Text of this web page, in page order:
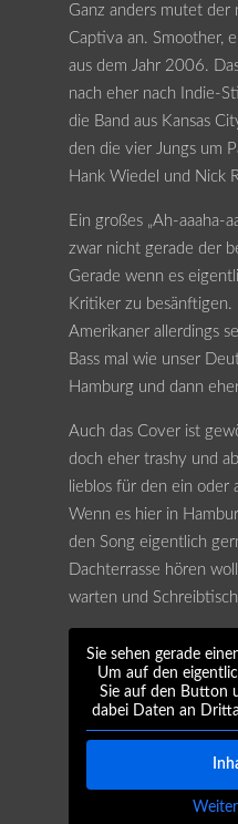
Ganz anders mutet der
Captiva an. Smoother,
aus dem Jahr 2006.
nach eher nach Indie-
die Band aus Kansas
den die vier Jungs um
Hank Wiedel und Nick
Ein großes „Ah-aaaha-
zwar nicht gerade der
Gerade wenn es
Kritiker zu besänftigen.
Amerikaner allerdings
Bass mal wie unser
Hamburg und dann
Auch das Cover ist
doch eher trashy und
lieblos für den ein oder
Wenn es hier in
den Song eigentlich
Dachterrasse hören
warten und
Sie sehen gerade
Um auf den
Sie auf den Button
dabei Daten an